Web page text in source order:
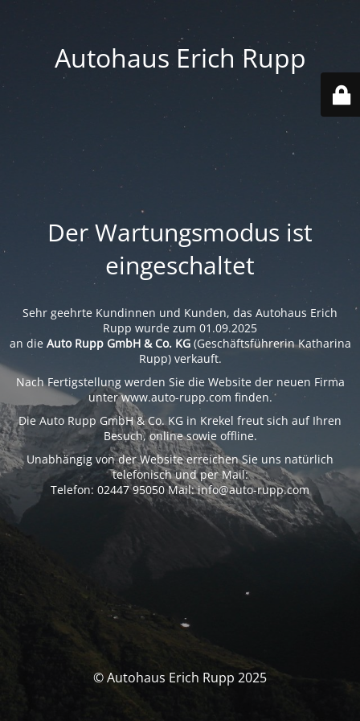
Autohaus Erich Rupp
Der Wartungsmodus ist
eingeschaltet
Sehr geehrte Kundinnen und Kunden, das Autohaus Erich
Rupp wurde zum 01.09.2025
an die Auto Rupp GmbH & Co. KG(Geschäftsführerin Katharina
Rupp) verkauft.
Nach Fertigstellung werden Sie die Website der neuen Firma
unter www.auto-rupp.com finden.
Die Auto Rupp GmbH & Co. KG in Krekel freut sich auf Ihren
Besuch, online sowie offline.
Unabhängig von der Website erreichen Sie uns natürlich
telefonisch und per Mail:
Telefon: 02447 95050 Mail: info@auto-rupp.com
© Autohaus Erich Rupp 2025